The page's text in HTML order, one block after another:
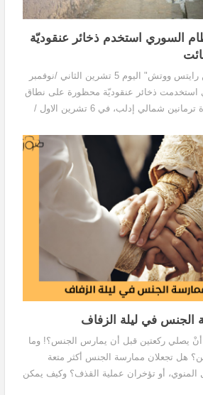
السوري استخدم ذخائر عنقوديّة
في تقرير نشرته "هيومن رايتس ووتش" اليوم 5 تشرين الثاني /نوفمبر
استخدمت ذخائر عنقوديّة محظورة على نطاق
واسع في هجوم على بلدة ترمانين شمالي إدلب، في 6 تشرين الاول /
الجنس في ليلة الزفاف
أنْ يصلي ركعتين قبل أن يمارس الجنس؟! وما
هل تجعلان ممارسة الجنس أكثر متعة
المنوي، أو تؤخران عملية القذف؟ وكيف يمكن